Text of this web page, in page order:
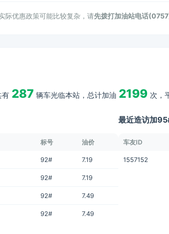
际优惠政策可能比较复杂，请先拨打加油站电话
有 287 辆车光临本站，总计加油 2199 次，
标号 油价
92# 7.19
92# 7.19
92# 7.49
92# 7.49
最近造访加
车友ID
1557152